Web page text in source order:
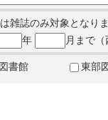
雑誌のみ対象となりま
年 月まで（
書館 東部